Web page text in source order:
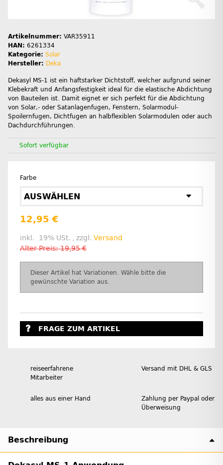
Artikelnummer: VAR35911
HAN: 6261334
Kategorie: Solar
Hersteller: Deka
Dekasyl MS-1 ist ein haftstarker Dichtstoff, welcher aufgrund seiner
Klebekraft und Anfangsfestigkeit ideal für die elastische Abdichtung
von Bauteilen ist. Damit eignet er sich perfekt für die Abdichtung
von Solar,- oder Satanlagenfugen, Fenstern, Solarmodul-
Spoilernfugen, Dichtfugen an halbflexiblen Solarmodulen oder auch
Dachdurchführungen.
Sofort verfügbar
Farbe
AUSWÄHLEN
12,95 €
inkl. 19% USt. , zzgl. Versand
Alter Preis: 19,95 €
xDieser Artikel hat Variationen. Wähle bitte die
gewünschte Variation aus.
FRAGE ZUM ARTIKEL
reiseerfahrene
Mitarbeiter
Versand mit DHL & GLS
alles aus einer Hand
Zahlung per Paypal oder
Überweisung
Beschreibung